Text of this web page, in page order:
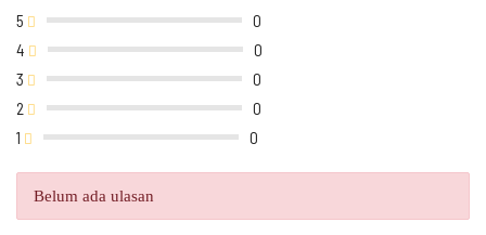
5
0
4
0
3
0
2
0
1
0
Belum ada ulasan